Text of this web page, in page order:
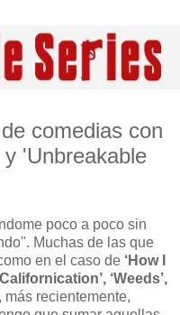
comedias con
'Unbreakable
poco a poco sin
Muchas de las que
en el caso de ‘How I
‘Weeds’,
más recientemente,